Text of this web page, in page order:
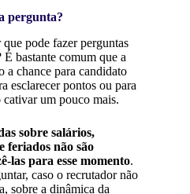
pergunta?
pode fazer perguntas
bastante comum que a
a chance para candidato
esclarecer pontos ou para
cativar um pouco mais.
sobre salários,
feriados não são
las para esse momento.
caso o recrutador não
sobre a dinâmica da